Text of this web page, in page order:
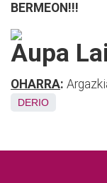
BERMEON!!!
Aupa
OHARRA:
DERIO